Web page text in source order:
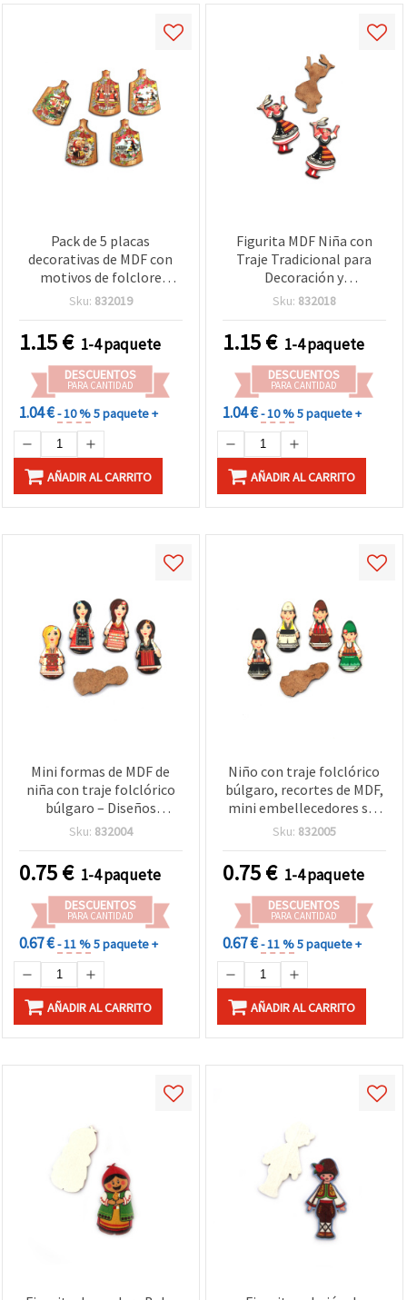
Pack de 5 placas
decorativas de MDF con
motivos de folclore
búlgaro, diseños surtidos,
manualidades
Sku: 832019
1.15€ 1-4 paquete
DESCUENTOS
PARA CANTIDAD
1.04 €- 10 %5 paquete +
AÑADIR AL CARRITO
Figurita MDF Niña con
Traje Tradicional para
Decoración y
Manualidades, 47x25x3
Sku: 832018
1.15€ 1-4 paquete
DESCUENTOS
PARA CANTIDAD
1.04 €- 10 %5 paquete +
AÑADIR AL CARRITO
Mini formas de MDF de
niña con traje folclórico
búlgaro – Diseños
mezclados, 25x12x3 mm,
madera para decoración,
manualidades DIY,
scrapbooking y tarjetería
Sku: 832004
0.75€ 1-4 paquete
DESCUENTOS
PARA CANTIDAD
0.67 €- 11 %5 paquete +
AÑADIR AL CARRITO
Niño con traje folclórico
búlgaro, recortes de MDF,
mini embellecedores sin
pintar, 25 x 11 x 3 mm,
para manualidades DIY,
scrapbooking y
decoración del hogar
Sku: 832005
0.75€ 1-4 paquete
DESCUENTOS
PARA CANTIDAD
0.67 €- 11 %5 paquete +
AÑADIR AL CARRITO